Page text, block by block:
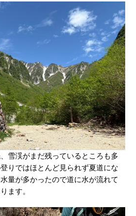
雪渓がまだ残っているところも多
りではほとんど見られず夏道にな
量が多かったので道に水が流れて
ます。